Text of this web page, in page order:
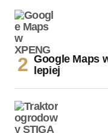
Google Maps
lepiej